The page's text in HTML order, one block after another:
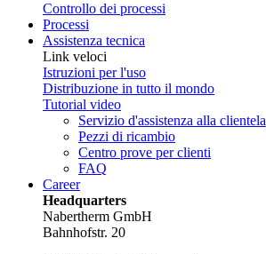
Controllo dei processi
Processi
Assistenza tecnica
Link veloci
Istruzioni per l'uso
Distribuzione in tutto il mondo
Tutorial video
Servizio d'assistenza alla clientela
Pezzi di ricambio
Centro prove per clienti
FAQ
Career
Headquarters
Nabertherm GmbH
Bahnhofstr. 20